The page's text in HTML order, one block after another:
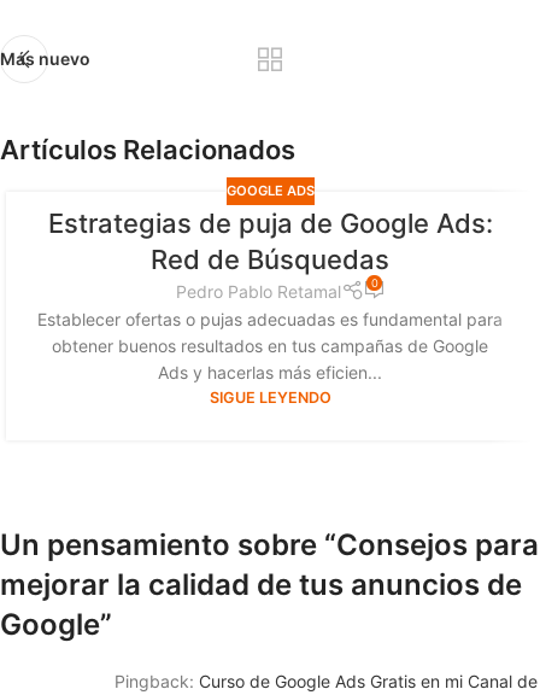
Más nuevo
Artículos Relacionados
GOOGLE ADS
Estrategias de puja de Google Ads:
Red de Búsquedas
Pedro Pablo Retamal 0
Establecer ofertas o pujas adecuadas es fundamental para
obtener buenos resultados en tus campañas de Google
Ads y hacerlas más eficien...
SIGUE LEYENDO
Un pensamiento sobre “Consejos para
mejorar la calidad de tus anuncios de
Google”
Pingback: Curso de Google Ads Gratis en mi Canal de